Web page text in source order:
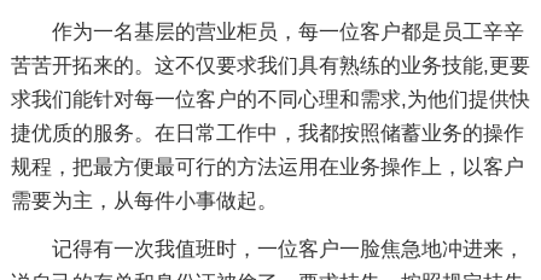
作为一名基层的营业柜员，每一位客户都是员工辛辛
苦苦开拓来的。这不仅要求我们具有熟练的业务技能,更要
求我们能针对每一位客户的不同心理和需求,为他们提供快
捷优质的服务。在日常工作中，我都按照储蓄业务的操作
规程，把最方便最可行的方法运用在业务操作上，以客户
需要为主，从每件小事做起。
记得有一次我值班时，一位客户一脸焦急地冲进来，